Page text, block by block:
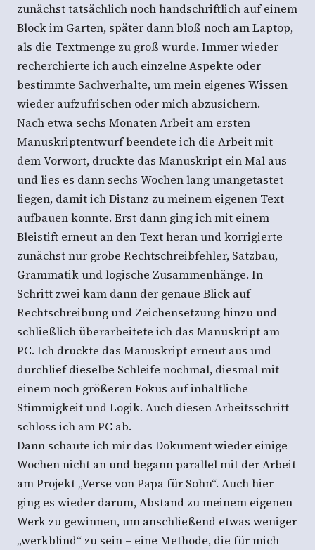
zunächst tatsächlich noch handschriftlich auf einem
Block im Garten, später dann bloß noch am Laptop,
als die Textmenge zu groß wurde. Immer wieder
recherchierte ich auch einzelne Aspekte oder
bestimmte Sachverhalte, um mein eigenes Wissen
wieder aufzufrischen oder mich abzusichern.
Nach etwa sechs Monaten Arbeit am ersten
Manuskriptentwurf beendete ich die Arbeit mit
dem Vorwort, druckte das Manuskript ein Mal aus
und lies es dann sechs Wochen lang unangetastet
liegen, damit ich Distanz zu meinem eigenen Text
aufbauen konnte. Erst dann ging ich mit einem
Bleistift erneut an den Text heran und korrigierte
zunächst nur grobe Rechtschreibfehler, Satzbau,
Grammatik und logische Zusammenhänge. In
Schritt zwei kam dann der genaue Blick auf
Rechtschreibung und Zeichensetzung hinzu und
schließlich überarbeitete ich das Manuskript am
PC. Ich druckte das Manuskript erneut aus und
durchlief dieselbe Schleife nochmal, diesmal mit
einem noch größeren Fokus auf inhaltliche
Stimmigkeit und Logik. Auch diesen Arbeitsschritt
schloss ich am PC ab.
Dann schaute ich mir das Dokument wieder einige
Wochen nicht an und begann parallel mit der Arbeit
am Projekt „Verse von Papa für Sohn“. Auch hier
ging es wieder darum, Abstand zu meinem eigenen
Werk zu gewinnen, um anschließend etwas weniger
„werkblind“ zu sein – eine Methode, die für mich